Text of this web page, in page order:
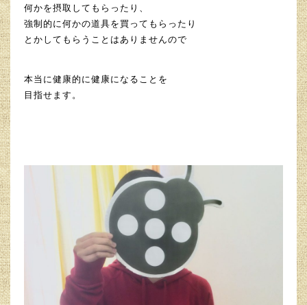
何かを摂取してもらったり、
強制的に何かの道具を買ってもらったり
とかしてもらうことはありませんので
本当に健康的に健康になることを
目指せます。